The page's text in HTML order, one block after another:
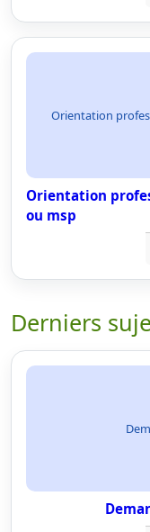
Orientation
Orientation
ou msp
Derniers